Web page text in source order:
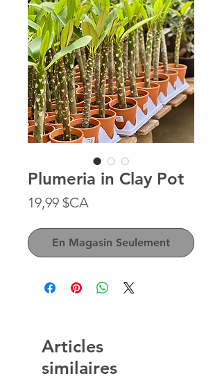
Plumeria in Clay Pot
19,99 $CA
En Magasin Seulement
Articles
similaires